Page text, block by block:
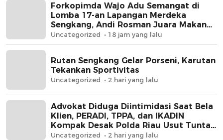
Forkopimda Wajo Adu Semangat di
Lomba 17-an Lapangan Merdeka
Sengkang, Andi Rosman Juara Makan
Krupuk
Uncategorized 18 jam yang lalu
Rutan Sengkang Gelar Porseni, Karutan
Tekankan Sportivitas
Uncategorized 2 hari yang lalu
Advokat Diduga Diintimidasi Saat Bela
Klien, PERADI, TPPA, dan IKADIN
Kompak Desak Polda Riau Usut Tuntas
Dugaan Premanisme
Uncategorized 2 hari yang lalu